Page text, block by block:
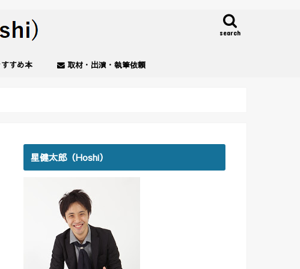
search
すすめ本 取材・出演・執筆依頼
星健太郎（Hoshi）